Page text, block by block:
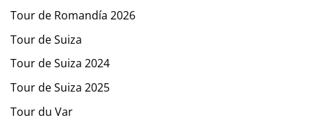
Tour de Romandía 2026
Tour de Suiza
Tour de Suiza 2024
Tour de Suiza 2025
Tour du Var